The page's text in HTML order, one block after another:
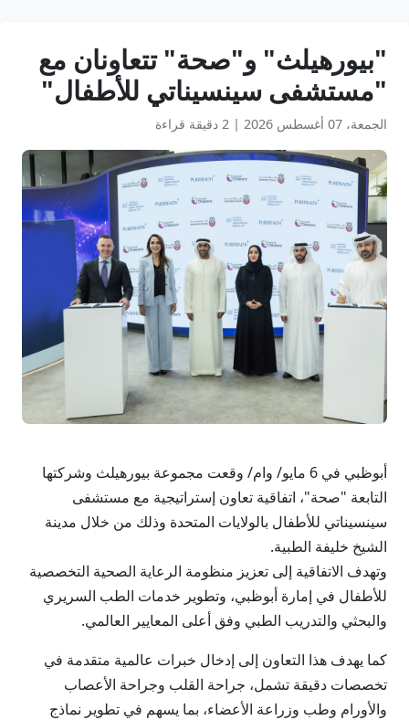
"بيورهيلث" و"صحة" تتعاونان مع
"مستشفى سينسيناتي للأطفال"
الجمعة، 07 أغسطس 2026 | 2 دقيقة قراءة
أبوظبي في 6 مايو/ وام/ وقعت مجموعة بيورهيلث وشركتها
التابعة "صحة"، اتفاقية تعاون إستراتيجية مع مستشفى
سينسيناتي للأطفال بالولايات المتحدة وذلك من خلال مدينة
الشيخ خليفة الطبية.
وتهدف الاتفاقية إلى تعزيز منظومة الرعاية الصحية التخصصية
للأطفال في إمارة أبوظبي، وتطوير خدمات الطب السريري
والبحثي والتدريب الطبي وفق أعلى المعايير العالمي.
كما يهدف هذا التعاون إلى إدخال خبرات عالمية متقدمة في
تخصصات دقيقة تشمل، جراحة القلب وجراحة الأعصاب
والأورام وطب وزراعة الأعضاء، بما يسهم في تطوير نماذج